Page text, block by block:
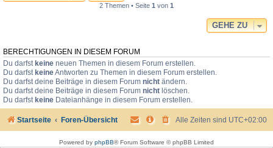
2 Themen • Seite 1 von 1
GEHE ZU
BERECHTIGUNGEN IN DIESEM FORUM
Du darfst keine neuen Themen in diesem Forum erstellen.
Du darfst keineAntworten zu Themen in diesem Forum erstellen.
Du darfst deine Beiträge in diesem Forum nicht ändern.
Du darfst deine Beiträge in diesem Forum nicht löschen.
Du darfst keine Dateianhänge in diesem Forum erstellen.
Startseite Foren-Übersicht Alle Zeiten sind UTC+02:00
Powered by phpBB® Forum Software © phpBB Limited